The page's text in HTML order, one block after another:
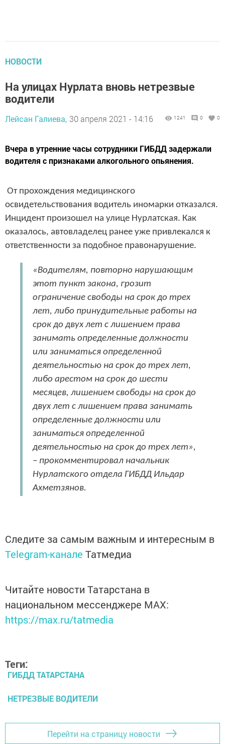
НОВОСТИ
На улицах Нурлата вновь нетрезвые
водители
Лейсан Галиева, 30 апреля 2021 - 14:16 1241 0 0
​​​​​​​Вчера в утренние часы сотрудники ГИБДД задержали
водителя с признаками алкогольного опьянения.
От прохождения медицинского
освидетельствования водитель иномарки отказался.
Инцидент произошел на улице Нурлатская. Как
оказалось, автовладелец ранее уже привлекался к
ответственности за подобное правонарушение.
«Водителям, повторно нарушающим
этот пункт закона, грозит
ограничение свободы на срок до трех
лет, либо принудительные работы на
срок до двух лет с лишением права
занимать определенные должности
или заниматься определенной
деятельностью на срок до трех лет,
либо арестом на срок до шести
месяцев, лишением свободы на срок до
двух лет с лишением права занимать
определенные должности или
заниматься определенной
деятельностью на срок до трех лет»,
– прокомментировал начальник
Нурлатского отдела ГИБДД Ильдар
Ахметзянов.
Следите за самым важным и интересным в
Telegram-канале Татмедиа
Читайте новости Татарстана в
национальном мессенджере MАХ:
https://max.ru/tatmedia
Теги:
ГИБДД ТАТАРСТАНА
НЕТРЕЗВЫЕ ВОДИТЕЛИ
Перейти на страницу новости